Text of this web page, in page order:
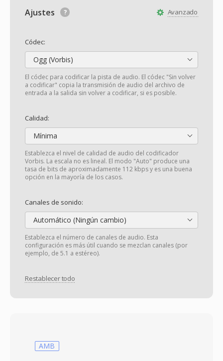
Avanzado
Ajustes
Códec:
Ogg (Vorbis)
El códec para codificar la pista de audio. El códec "Sin volver
a codificar" copia la transmisión de audio del archivo de
entrada a la salida sin volver a codificar, si es posible.
Calidad:
Mínima
Establezca el nivel de calidad de audio del codificador
Vorbis. La escala no es lineal. El modo "Auto" produce una
tasa de bits de aproximadamente 112 kbps y es una buena
opción en la mayoría de los casos.
Canales de sonido:
Automático (Ningún cambio)
Establezca el número de canales de audio. Esta
configuración es más útil cuando se mezclan canales (por
ejemplo, de 5.1 a estéreo).
Restablecer todo
AMB